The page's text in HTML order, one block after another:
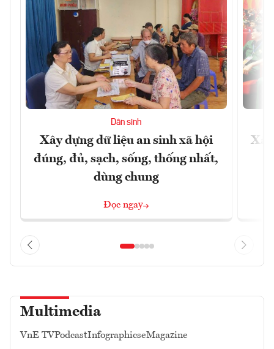
Dân sinh
Xây dựng dữ liệu an sinh xã hội
đúng, đủ, sạch, sống, thống nhất,
dùng chung
Đọc ngay
Multimedia
VnE TVPodcastInfographicseMagazine